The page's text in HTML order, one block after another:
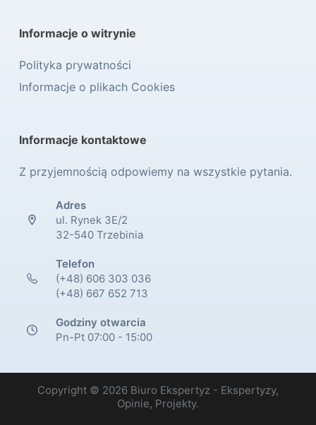
Informacje o witrynie
Polityka prywatności
Informacje o plikach Cookies
Informacje kontaktowe
Z przyjemnością odpowiemy na wszystkie pytania.
Adres
ul. Rynek 3E/2
32-540 Trzebinia
Telefon
(+48) 606 303 036
(+48) 667 652 713
Godziny otwarcia
Pn-Pt 07:00 - 15:00
Copyright © 2026 Biuro Ekspertyz - Ekspertyzy,
Opinie, Projekty.